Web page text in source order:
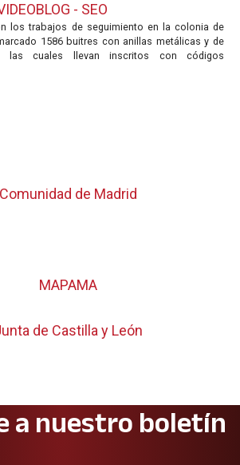
- SEO
los trabajos de seguimiento en la colonia de
1586 buitres con anillas metálicas y de
las cuales llevan inscritos con códigos
a nuestro boletín